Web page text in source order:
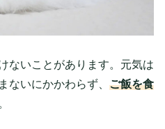
ないことがあります。元気は
ないにかかわらず、 ご飯を食
。